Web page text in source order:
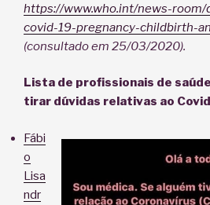
https://www.who.int/news-
covid-19-pregnancy-childbirth-
(consultado em 25/03/2020).
Lista de profissionais de
tirar dúvidas relativas ao
Fábi
o
Lisa
ndr